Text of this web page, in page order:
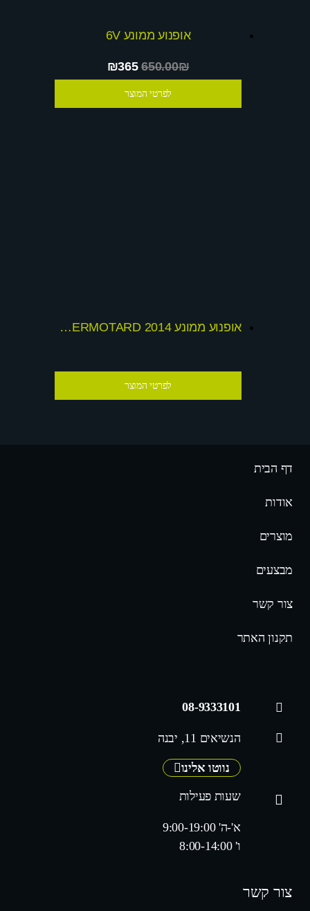
אופנוע ממונע 6V
₪365650.00₪
לפרטי המוצר
אופנוע ממונע 2014 24v DUCATI HYPERMOTARD
לפרטי המוצר
דף הבית
אודות
מוצרים
מבצעים
צור קשר
תקנון האתר
08-9333101
הנשיאים 11, יבנה
נווטו אלינו
שעות פעילות
א'-ה' 9:00-19:00
ו' 8:00-14:00
צור קשר